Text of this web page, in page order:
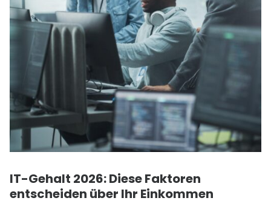
IT-Gehalt 2026: Diese Faktoren
entscheiden über Ihr Einkommen